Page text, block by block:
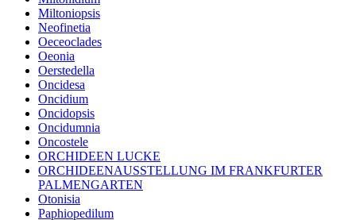
Miltoniopsis
Neofinetia
Oeceoclades
Oeonia
Oerstedella
Oncidesa
Oncidium
Oncidopsis
Oncidumnia
Oncostele
ORCHIDEEN LUCKE
ORCHIDEENAUSSTELLUNG IM FRANKFURTER
PALMENGARTEN
Otonisia
Paphiopedilum